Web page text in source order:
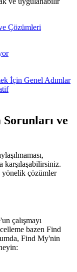
Çözümleri
İçin Genel Adımlar
ve
karşılaşabilirsiniz.
yönelik çözümler
çalışmayı
bazen Find
Find My'nin